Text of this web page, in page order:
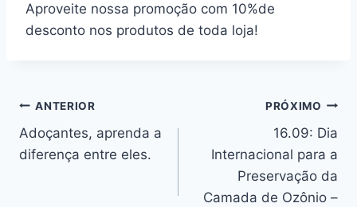
Aproveite nossa promoção com 10%de
desconto nos produtos de toda loja!
Navegação
de
ANTERIOR
Adoçantes, aprenda a
diferença entre eles.
PRÓXIMO
16.09: Dia
Internacional para a
Preservação da
Camada de Ozônio –